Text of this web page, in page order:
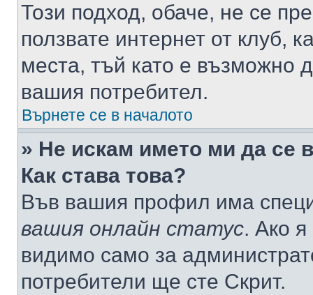
Този подход, обаче, не се
ползвате интернет от клуб,
места, тъй като е възможно
вашия потребител.
Върнете се в началото
» Не искам името ми да се
Как става това?
Във вашия профил има
вашия онлайн статус. Ако
видимо само за
потребители ще сте Скрит.